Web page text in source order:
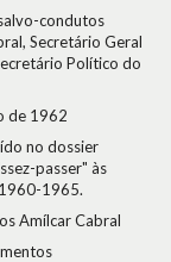
condutos
Secretário Geral
Político do
de 1962
no dossier
passer" às
1965.
Amílcar Cabral